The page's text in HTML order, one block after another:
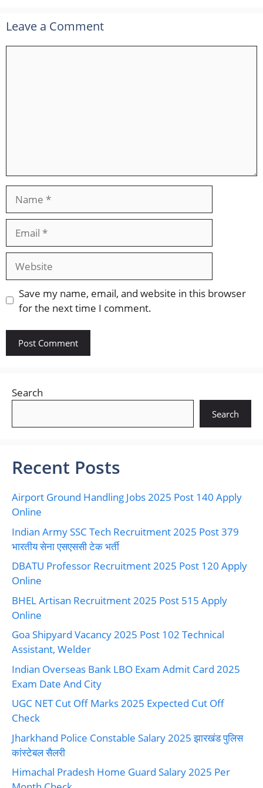
Leave a Comment
Website
Save my name, email, and website in this browser
for the next time I comment.
Search
Search
Recent Posts
Airport Ground Handling Jobs 2025 Post 140 Apply
Online
Indian Army SSC Tech Recruitment 2025 Post 379
भारतीय सेना एसएससी टेक भर्ती
DBATU Professor Recruitment 2025 Post 120 Apply
Online
BHEL Artisan Recruitment 2025 Post 515 Apply
Online
Goa Shipyard Vacancy 2025 Post 102 Technical
Assistant, Welder
Indian Overseas Bank LBO Exam Admit Card 2025
Exam Date And City
UGC NET Cut Off Marks 2025 Expected Cut Off
Check
Jharkhand Police Constable Salary 2025 झारखंड पुलिस
कांस्टेबल सैलरी
Himachal Pradesh Home Guard Salary 2025 Per